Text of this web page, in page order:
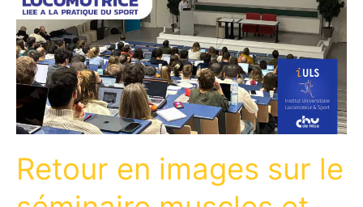
Retour en images sur le